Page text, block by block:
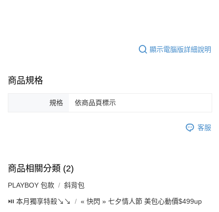
顯示電腦版詳細說明
商品規格
規格 依商品頁標示
客服
商品相關分類 (2)
PLAYBOY 包款 斜背包
⏯︎ 本月獨享特殺↘︎↘︎ « 快閃 » 七夕情人節 美包心動價$499up